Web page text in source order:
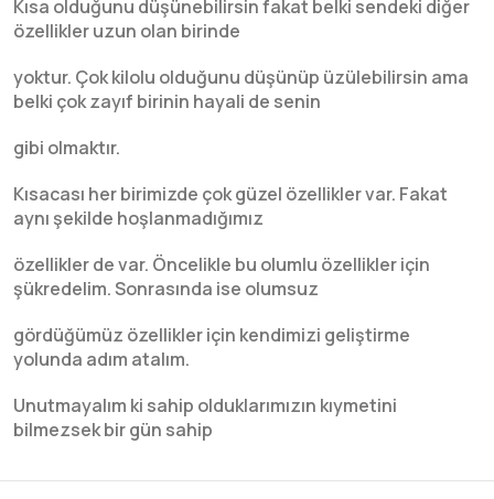
Kısa olduğunu düşünebilirsin fakat belki sendeki diğer
özellikler uzun olan birinde
yoktur. Çok kilolu olduğunu düşünüp üzülebilirsin ama
belki çok zayıf birinin hayali de senin
gibi olmaktır.
Kısacası her birimizde çok güzel özellikler var. Fakat
aynı şekilde hoşlanmadığımız
özellikler de var. Öncelikle bu olumlu özellikler için
şükredelim. Sonrasında ise olumsuz
gördüğümüz özellikler için kendimizi geliştirme
yolunda adım atalım.
Unutmayalım ki sahip olduklarımızın kıymetini
bilmezsek bir gün sahip